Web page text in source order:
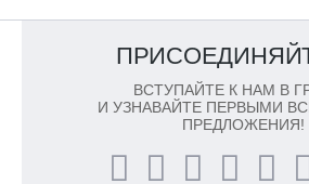
ВСТУПАЙТЕ К НАМ В
И УЗНАВАЙТЕ ПЕРВЫМИ
ПРЕДЛОЖЕНИЯ!